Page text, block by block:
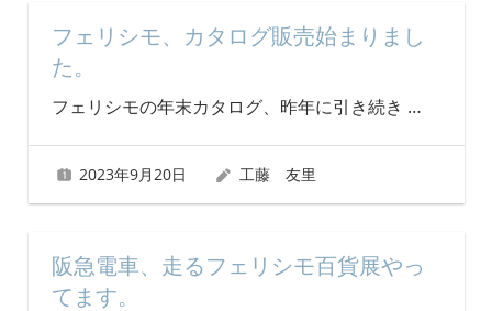
フェリシモ、カタログ販売始まりまし
た。
フェリシモの年末カタログ、昨年に引き続き …
2023年9月20日 工藤 友里
阪急電車、走るフェリシモ百貨展やっ
てます。